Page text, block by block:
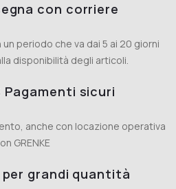
con corriere
un periodo che va dai 5 ai 20 giorni
disponibilità degli articoli.
Pagamenti sicuri
anche con locazione operativa
GRENKE
grandi quantità